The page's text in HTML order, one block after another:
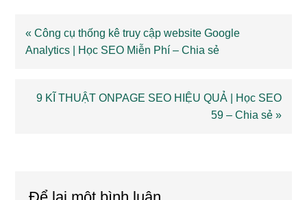
Previous
Post:
« Công cụ thống kê truy cập website Google
Analytics | Học SEO Miễn Phí – Chia sẻ
Next
9 KĨ THUẬT ONPAGE SEO HIỆU QUẢ | Học SEO
59 – Chia sẻ »